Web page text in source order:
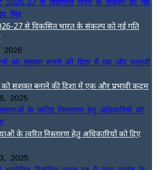
27 से विकसित भारत के संकल्प को नई गति
को सशक्त बनाने की दिशा में एक और प्रभावी कदम
2025
के त्वरित निस्तारण हेतु अधिकारियों को दिए
2025